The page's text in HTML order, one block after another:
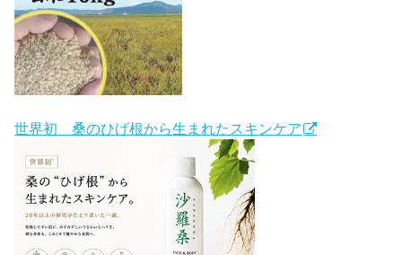
世界初 桑のひげ根から生まれたスキンケア